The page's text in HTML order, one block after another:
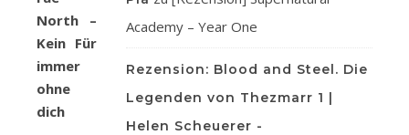
North –
Kein Für
immer
ohne
dich
Academy – Year One
Rezension: Blood and Steel. Die
Legenden von Thezmarr 1 |
Helen Scheuerer -